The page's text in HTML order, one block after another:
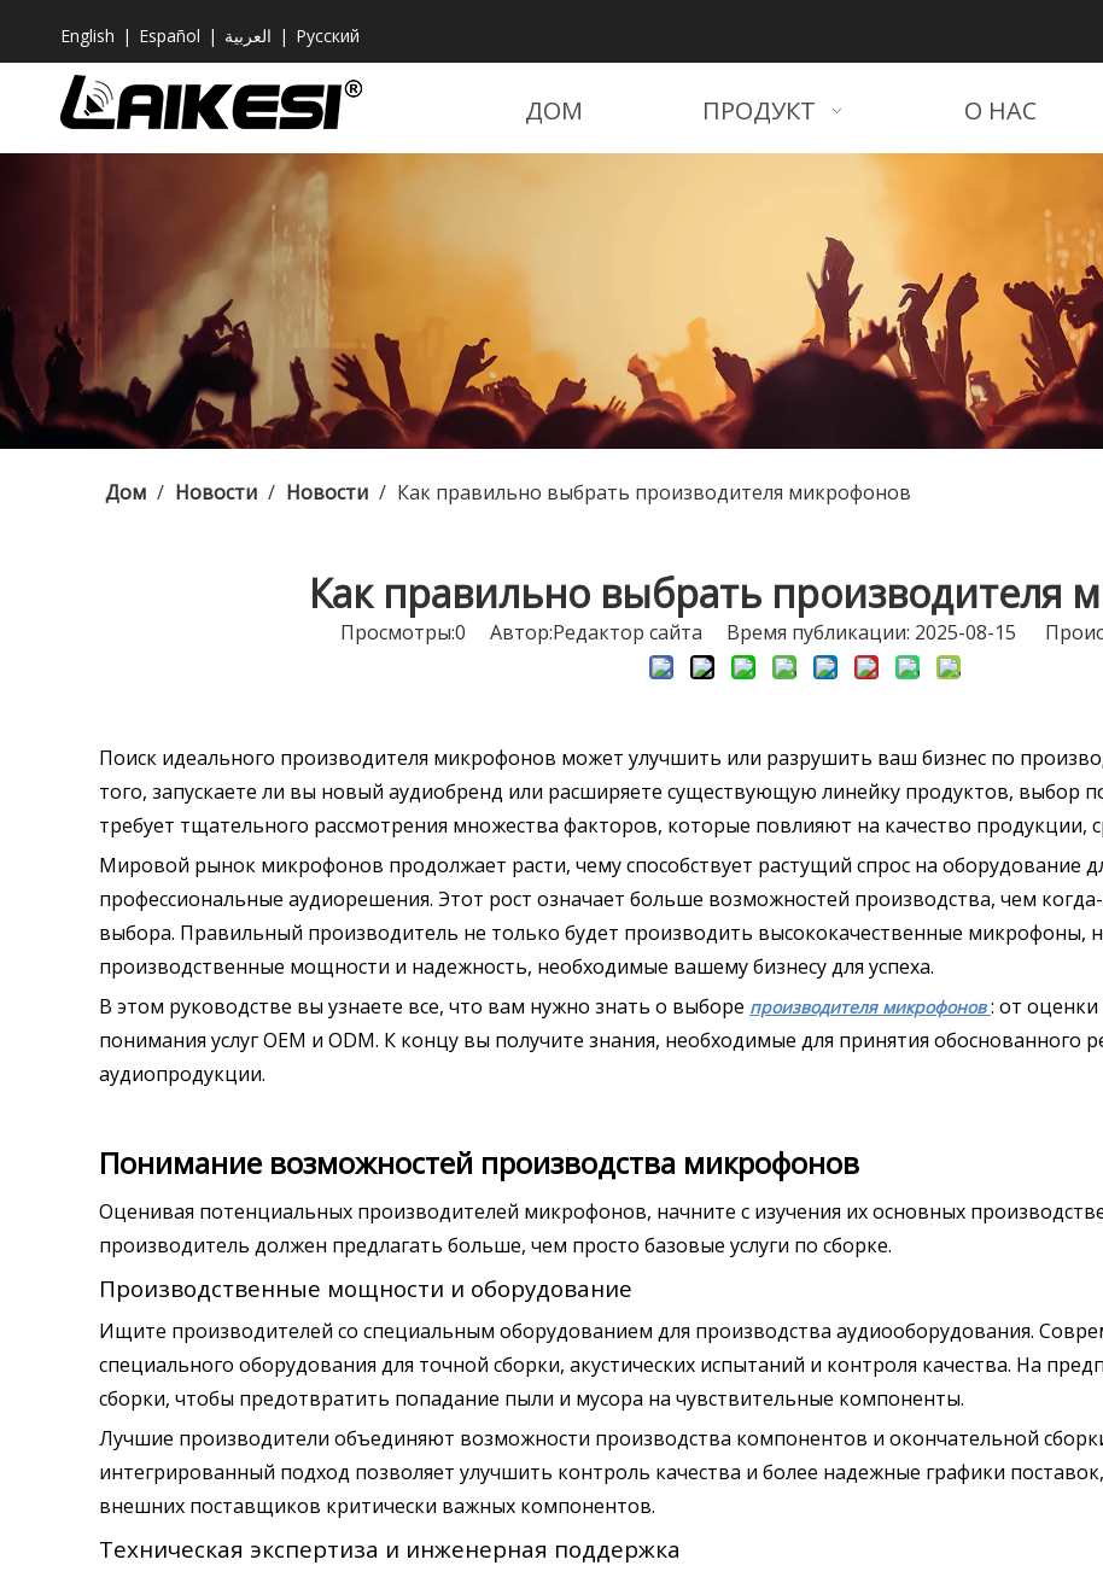
English | Español | العربية | Pусский
ДОМ ПРОДУКТ О НАС
Дом / Новости / Новости / Как правильно выбрать производителя микрофонов
Как правильно выбрать производителя
Просмотры:0 Автор:Pедактор сайта Время публикации: 2025-08-15
Поиск идеального производителя микрофонов может улучшить или разрушить ваш бизнес по
того, запускаете ли вы новый аудиобренд или расширяете существующую линейку продуктов, выбор
требует тщательного рассмотрения множества факторов, которые повлияют на качество продукции,
Мировой рынок микрофонов продолжает расти, чему способствует растущий спрос на оборудование
профессиональные аудиорешения. Этот рост означает больше возможностей производства, чем
выбора. Правильный производитель не только будет производить высококачественные микрофоны,
производственные мощности и надежность, необходимые вашему бизнесу для успеха.
В этом руководстве вы узнаете все, что вам нужно знать о выборе производителя микрофонов: от
понимания услуг OEM и ODM. К концу вы получите знания, необходимые для принятия обоснованного
аудиопродукции.
Понимание возможностей производства микрофонов
Оценивая потенциальных производителей микрофонов, начните с изучения их основных
производитель должен предлагать больше, чем просто базовые услуги по сборке.
Производственные мощности и оборудование
Ищите производителей со специальным оборудованием для производства аудиооборудования.
специального оборудования для точной сборки, акустических испытаний и контроля качества. На
сборки, чтобы предотвратить попадание пыли и мусора на чувствительные компоненты.
Лучшие производители объединяют возможности производства компонентов и окончательной
интегрированный подход позволяет улучшить контроль качества и более надежные графики
внешних поставщиков критически важных компонентов.
Техническая экспертиза и инженерная поддержка